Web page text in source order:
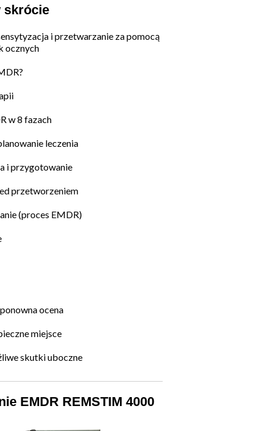
skrócie
i przetwarzanie za pomocą
ocznych
w 8 fazach
leczenia
i przygotowanie
przetworzeniem
(proces EMDR)
ocena
miejsce
skutki uboczne
EMDR REMSTIM 4000